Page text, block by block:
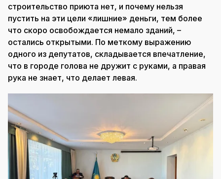
строительство приюта нет, и почему нельзя
пустить на эти цели «лишние» деньги, тем более
что скоро освобождается немало зданий, –
остались открытыми. По меткому выражению
одного из депутатов, складывается впечатление,
что в городе голова не дружит с руками, а правая
рука не знает, что делает левая.